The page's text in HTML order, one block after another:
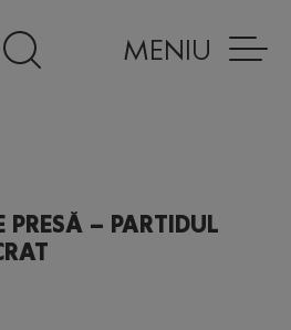
MENIU
– PARTIDUL